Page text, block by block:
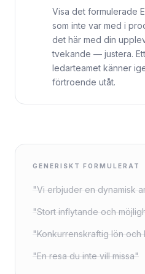
Visa det formulerade
som inte var med i
det här med din
tvekande — justera.
ledarteamet känner
förtroende utåt.
GENERISKT FORMULERAT
"Vi erbjuder en dynamisk
"Stort inflytande och
"Konkurrenskraftig lön och
"En resa du inte vill missa"